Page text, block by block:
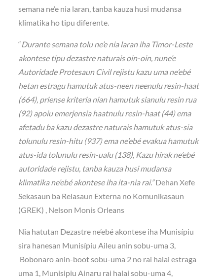
semana ne’e nia laran, tanba kauza husi mudansa
klimatika ho tipu diferente.
“Durante semana tolu ne’e nia laran iha Timor-Leste
akontese tipu dezastre naturais oin-oin, nune’e
Autoridade Protesaun Civil rejistu kazu uma ne’ebé
hetan estragu hamutuk atus-neen neenulu resin-haat
(664), priense kriteria nian hamutuk sianulu resin rua
(92) apoiu emerjensia haatnulu resin-haat (44) ema
afetadu ba kazu dezastre naturais hamutuk atus-sia
tolunulu resin-hitu (937) ema ne’ebé evakua hamutuk
atus-ida tolunulu resin-ualu (138), Kazu hirak ne’ebé
autoridade rejistu, tanba kauza husi mudansa
klimatika ne’ebé akontese iha ita-nia rai.”Dehan Xefe
Sekasaun ba Relasaun Externa no Komunikasaun
(GREK) , Nelson Monis Orleans
Nia hatutan Dezastre ne’ebé akontese iha Munisípiu
sira hanesan Munisípiu Aileu anin sobu-uma 3,
Bobonaro anin-boot sobu-uma 2 no rai halai estraga
uma 1, Munisipiu Ainaru rai halai sobu-uma 4,